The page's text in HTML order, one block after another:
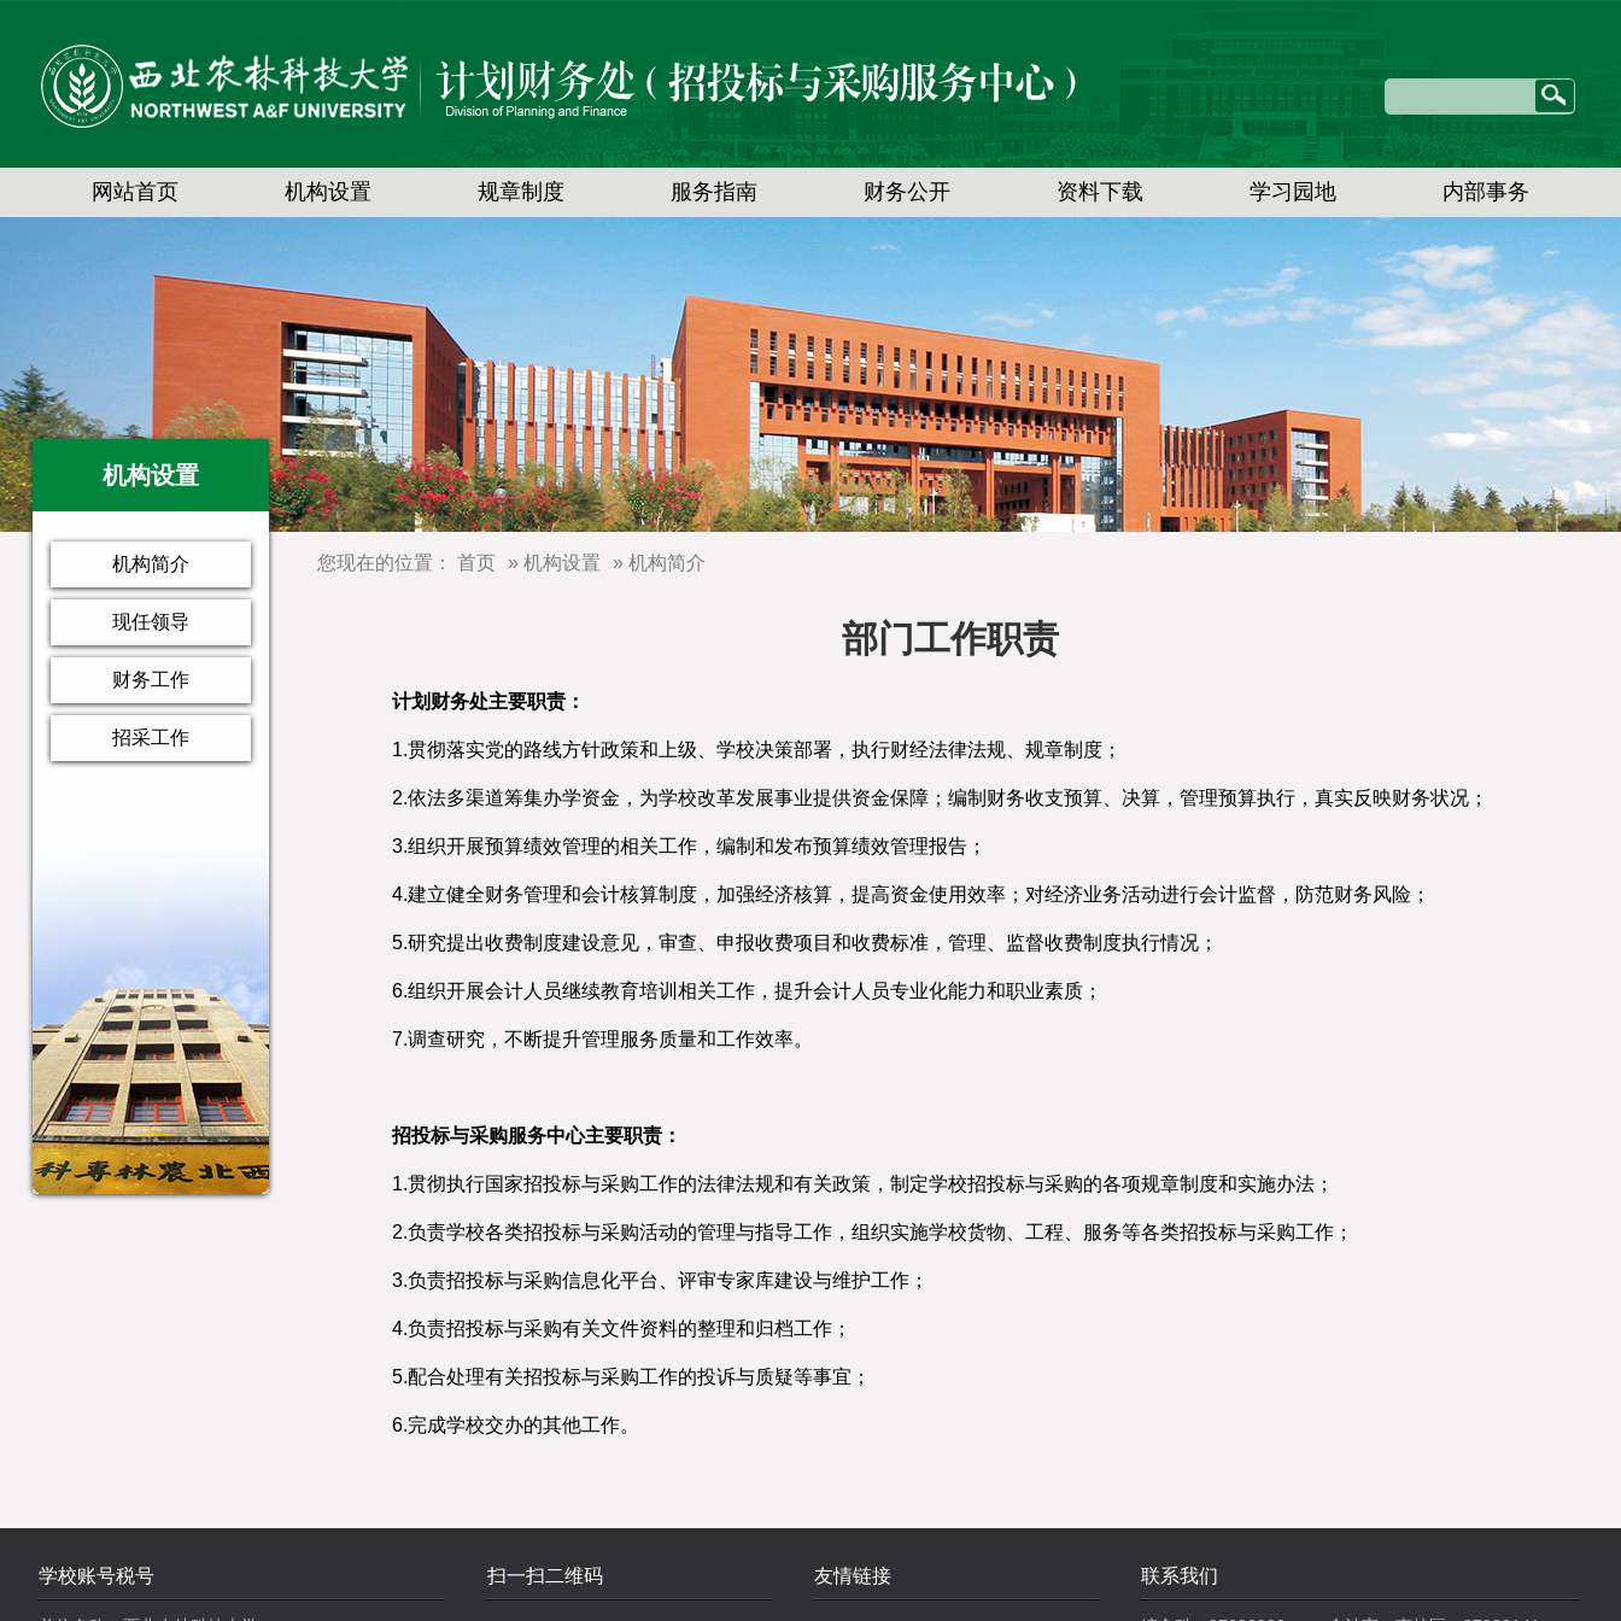
网站首页 机构设置 规章制度 服务指南 财务公开 资料下载 学习园地 内部事务
机构设置
机构简介
现任领导
财务工作
综合科
财务科
内控办
会计室
招采工作
您现在的位置： 首页 » 机构设置 » 机构简介
部门工作职责
计划财务处主要职责：
1.贯彻落实党的路线方针政策和上级、学校决策部署，执行财经法律法规、规章制度；
2.依法多渠道筹集办学资金，为学校改革发展事业提供资金保障；编制财务收支预算、决算，管理预算执行，真实反映财务状况；
3.组织开展预算绩效管理的相关工作，编制和发布预算绩效管理报告；
4.建立健全财务管理和会计核算制度，加强经济核算，提高资金使用效率；对经济业务活动进行会计监督，防范财务风险；
5.研究提出收费制度建设意见，审查、申报收费项目和收费标准，管理、监督收费制度执行情况；
6.组织开展会计人员继续教育培训相关工作，提升会计人员专业化能力和职业素质；
7.调查研究，不断提升管理服务质量和工作效率。
招投标与采购服务中心主要职责：
1.贯彻执行国家招投标与采购工作的法律法规和有关政策， 制定学校招投标与采购的各项规章制度和实施办法；
2.负责学校各类招投标与采购活动的管理与指导工作，组织实施学校货物、工程、服务等各类招投标与采购工作；
3.负责招投标与采购信息化平台、评审专家库建设与维护工作；
4.负责招投标与采购有关文件资料的整理和归档工作；
5.配合处理有关招投标与采购工作的投诉与质疑等事宜；
6.完成学校交办的其他工作。
学校账号税号 扫一扫二维码 友情链接 联系我们